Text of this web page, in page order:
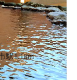
駅1.1km